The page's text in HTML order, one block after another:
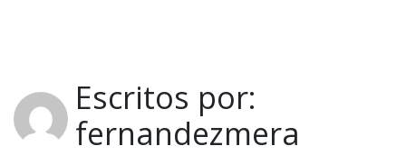
Escritos por:
fernandezmera